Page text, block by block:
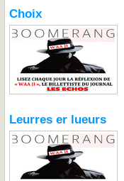
Choix
Leurres er lueurs